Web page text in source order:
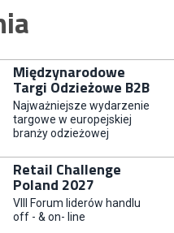
Młodszy Specjalista ds.
Sprzedaży B2B (K/M/N)
Euro-net Sp. z o.o.
Key Account Manager
Puccini
Międzynarodowe
Targi Odzieżowe B2B
Najważniejsze wydarzenie
targowe w europejskiej
branży odzieżowej
Retail Challenge
Poland 2027
VIII Forum liderów handlu
off - & on- line